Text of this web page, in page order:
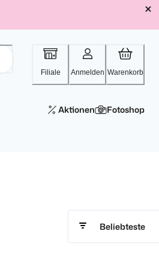
Filiale Anmelden Warenkorb
Aktionen Fotoshop
Beliebteste